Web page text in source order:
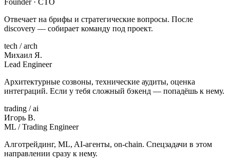
Founder · CTO
Отвечает на брифы и стратегические вопросы. После
discovery — собирает команду под проект.
tech / arch
Михаил Я.
Lead Engineer
Архитектурные созвоны, технические аудиты, оценка
интеграций. Если у тебя сложный бэкенд — попадёшь к нему.
trading / ai
Игорь В.
ML / Trading Engineer
Алготрейдинг, ML, AI-агенты, on-chain. Спецзадачи в этом
направлении сразу к нему.